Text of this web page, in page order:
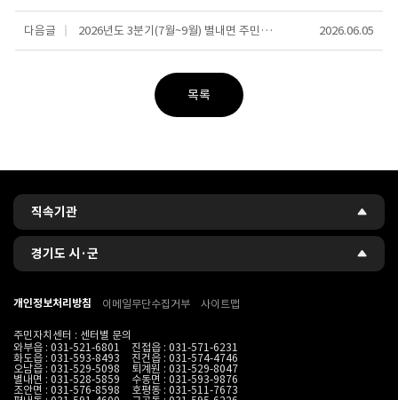
다음글 2026년도 3분기(7월~9월) 별내면 주민자치센터 수강생 모집안내 2026.06.05
목록
관련사이트
직속기관
경기도 시·군
개인정보처리방침 이메일무단수집거부 사이트맵
주민자치센터 : 센터별 문의
와부읍 : 031-521-6801 진접읍 : 031-571-6231
화도읍 : 031-593-8493 진건읍 : 031-574-4746
오남읍 : 031-529-5098 퇴계원 : 031-529-8047
별내면 : 031-528-5859 수동면 : 031-593-9876
조안면 : 031-576-8598 호평동 : 031-511-7673